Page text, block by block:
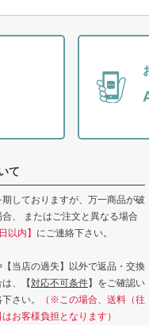
て
しておりますが、万一商品が破
、 またはご注文と異なる場合
以内】 にご連絡下さい。
当店の過失】以外で返品・交換
、【対応不可条件】をご確認い
さい。
（※この場合、送料（往
お客様負担となります）